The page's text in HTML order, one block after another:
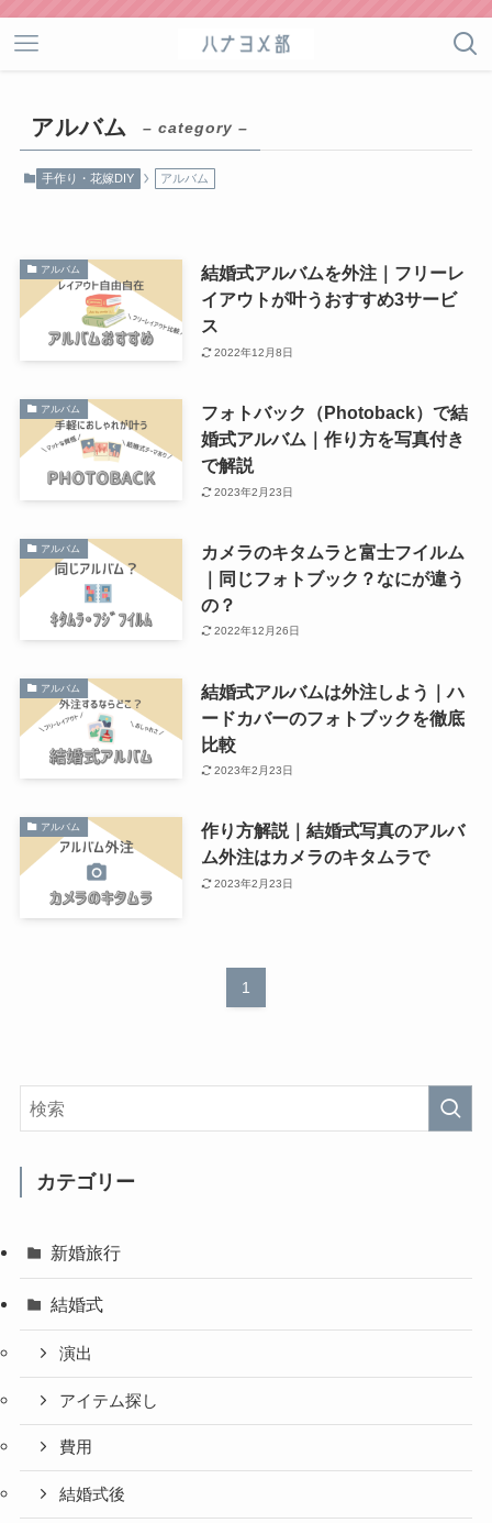
アルバム – category –
手作り・花嫁DIY アルバム
アルバム
結婚式アルバムを外注｜フリーレ
イアウトが叶うおすすめ3サービ
ス
2022年12月8日
アルバム
フォトバック（Photoback）で結
婚式アルバム｜作り方を写真付き
で解説
2023年2月23日
アルバム
カメラのキタムラと富士フイルム
｜同じフォトブック？なにが違う
の？
2022年12月26日
アルバム
結婚式アルバムは外注しよう｜ハ
ードカバーのフォトブックを徹底
比較
2023年2月23日
アルバム
作り方解説｜結婚式写真のアルバ
ム外注はカメラのキタムラで
2023年2月23日
1
カテゴリー
新婚旅行
結婚式
演出
アイテム探し
費用
結婚式後